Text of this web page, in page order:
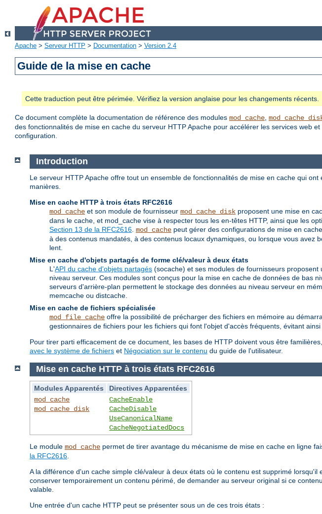
Apache > Serveur HTTP > Documentation > Version 2.4
Guide de la mise en cache
Cette traduction peut être périmée. Vérifiez la version anglaise pour les changements récents.
Ce document complète la documentation de référence des modules mod_cache,
des fonctionnalités de mise en cache du serveur HTTP Apache pour accélérer les services web
configuration.
Introduction
Le serveur HTTP Apache offre tout un ensemble de fonctionnalités de mise en cache qui
manières.
Mise en cache HTTP à trois états RFC2616
mod_cache et son module de fournisseur mod_cache_disk proposent une mise en
dans le cache, et mod_cache vise à respecter tous les en-têtes HTTP, ainsi que les
Section 13 de la RFC2616 mod_cache peut gérer des configurations de mise en
à des contenus mandatés, à des contenus locaux dynamiques, ou lorsque vous avez
lent.
Mise en cache d'objets partagés de forme clé/valeur à deux états
L'API du cache d'objets partagés (socache) et ses modules de fournisseurs
niveau serveur. Ces modules sont conçus pour la mise en cache de données de bas
serveurs d'arrière-plan permettent le stockage des données au niveau serveur en
memcache ou distcache.
Mise en cache de fichiers spécialisée
mod_file_cache offre la possibilité de précharger des fichiers en mémoire au
gestionnaires de fichiers pour les fichiers qui font l'objet d'accès fréquents, évitant
Pour tirer parti efficacement de ce document, les bases de HTTP doivent vous être
avec le système de fichiers et Négociation sur le contenu du guide de l'utilisateur.
Mise en cache HTTP à trois états RFC2616
Modules Apparentés
Directives Apparentées
mod_cache
mod_cache_disk
CacheEnable
CacheDisable
UseCanonicalName
CacheNegotiatedDocs
Le module mod_cache permet de tirer avantage du mécanisme de mise en cache en ligne
la RFC2616
A la différence d'un cache simple clé/valeur à deux états où le contenu est supprimé
conserver temporairement un contenu périmé, de demander au serveur original si ce
valable.
Une entrée d'un cache HTTP peut se présenter sous un de ces trois états :